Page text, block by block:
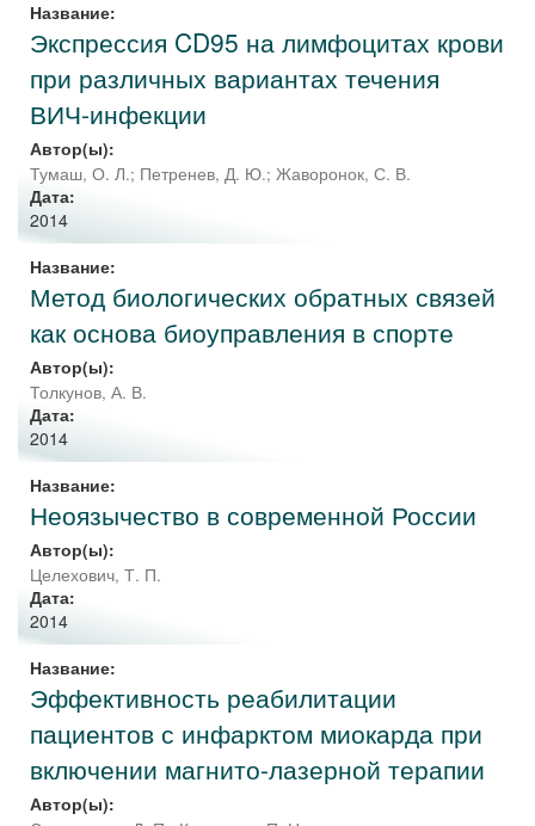
Название:
Экспрессия CD95 на лимфоцитах крови
при различных вариантах течения
ВИЧ-инфекции
Автор(ы):
Тумаш, О. Л.; Петренев, Д. Ю.; Жаворонок, С. В.
Дата:
2014
Название:
Метод биологических обратных связей
как основа биоуправления в спорте
Автор(ы):
Толкунов, А. В.
Дата:
2014
Название:
Неоязычество в современной России
Автор(ы):
Целехович, Т. П.
Дата:
2014
Название:
Эффективность реабилитации
пациентов с инфарктом миокарда при
включении магнито-лазерной терапии
Автор(ы):